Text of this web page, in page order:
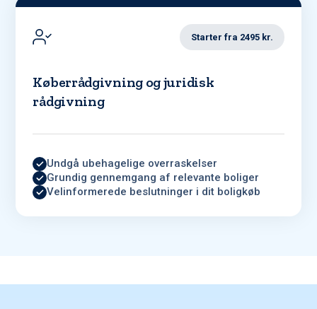
Starter fra 2495 kr.
Køberrådgivning og juridisk
rådgivning
Undgå ubehagelige overraskelser
Grundig gennemgang af relevante boliger
Velinformerede beslutninger i dit boligkøb